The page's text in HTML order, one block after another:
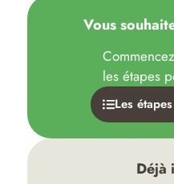
Vous
les étapes
Les
Déjà